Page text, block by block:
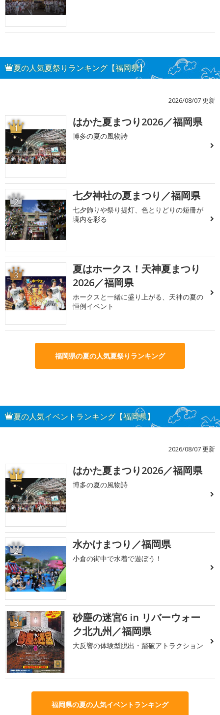
夏の人気夏祭りランキング【福岡県】
2026/08/07 更新
1 はかた夏まつり2026／福岡県
博多の夏の風物詩
2 七夕神社の夏まつり／福岡県
七夕飾りや祭り提灯、色とりどりの短冊が
境内を彩る
3
夏はホークス！天神夏まつり
2026／福岡県
ホークスと一緒に盛り上がる、天神の夏の
恒例イベント
福岡県の夏の人気夏祭りランキング
夏の人気イベントランキング【福岡県】
2026/08/07 更新
1 はかた夏まつり2026／福岡県
博多の夏の風物詩
2 水かけまつり／福岡県
小倉の街中で水着で遊ぼう！
3
砂塵の迷宮6 in リバーウォー
ク北九州／福岡県
大反響の体験型脱出・踏破アトラクション
福岡県の夏の人気イベントランキング